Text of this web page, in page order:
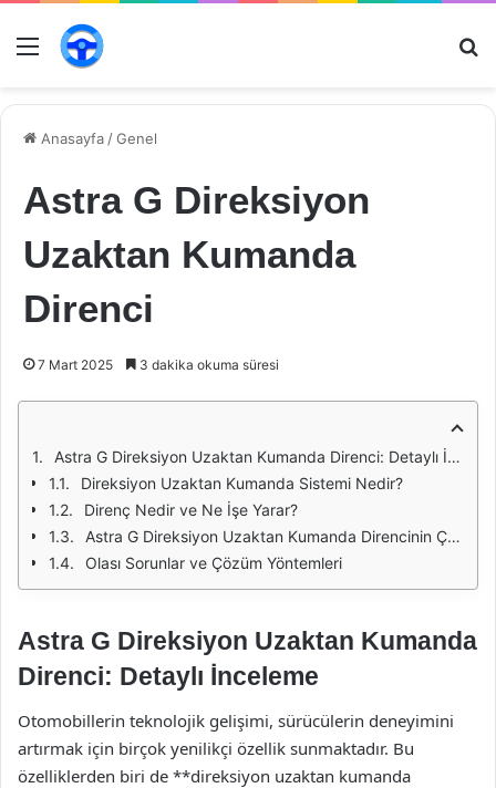
Menü
Anasayfa /Genel
Astra G Direksiyon
Uzaktan Kumanda
Direnci
7 Mart 2025 3 dakika okuma süresi
Astra G Direksiyon Uzaktan Kumanda Direnci: Detaylı İnceleme
Direksiyon Uzaktan Kumanda Sistemi Nedir?
Direnç Nedir ve Ne İşe Yarar?
Astra G Direksiyon Uzaktan Kumanda Direncinin Çalışma Prensibi
Olası Sorunlar ve Çözüm Yöntemleri
Astra G Direksiyon Uzaktan Kumanda
Direnci: Detaylı İnceleme
Otomobillerin teknolojik gelişimi, sürücülerin deneyimini
artırmak için birçok yenilikçi özellik sunmaktadır. Bu
özelliklerden biri de **direksiyon uzaktan kumanda